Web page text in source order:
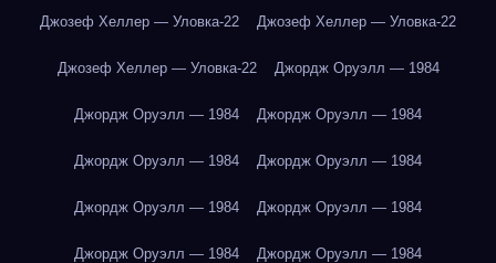
Джозеф Хеллер — Уловка-22 Джозеф Хеллер — Уловка-22
Джозеф Хеллер — Уловка-22 Джордж Оруэлл — 1984
Джордж Оруэлл — 1984 Джордж Оруэлл — 1984
Джордж Оруэлл — 1984 Джордж Оруэлл — 1984
Джордж Оруэлл — 1984 Джордж Оруэлл — 1984
Джордж Оруэлл — 1984 Джордж Оруэлл — 1984